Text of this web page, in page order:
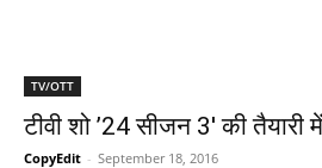
TV/OTT
टीवी शो ’24 सीजन 3′ की
CopyEdit - September 18, 2016